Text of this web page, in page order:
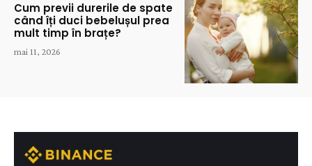
Cum previi durerile de spate
când îți duci bebelușul prea
mult timp în brațe?
mai 11, 2026